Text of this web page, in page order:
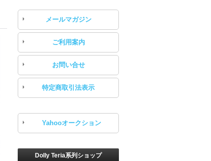
メールマガジン
ご利用案内
お問い合せ
特定商取引法表示
Yahooオークション
Dolly Teria系列ショップ